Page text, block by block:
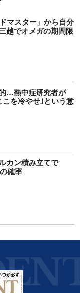
マスター」から自分
越でオメガの期間限
…熱中症研究者が
こを冷やせ｣という意
カン積み立てで
確率